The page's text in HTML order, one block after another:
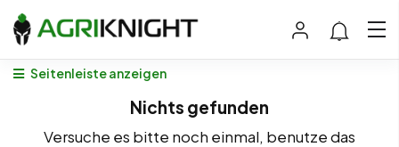
Seitenleiste anzeigen
Nichts gefunden
Versuche es bitte noch einmal, benutze das